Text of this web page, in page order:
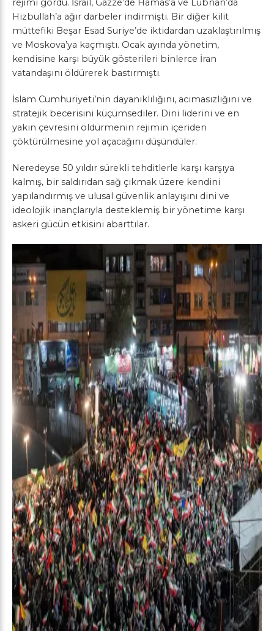
rejimi gördü. İsrail, Gazze’de Hamas’a ve Lübnan’da
Hizbullah’a ağır darbeler indirmişti. Bir diğer kilit
müttefiki Beşar Esad Suriye’de iktidardan uzaklaştırılmış
ve Moskova’ya kaçmıştı. Ocak ayında yönetim,
kendisine karşı büyük gösterileri binlerce İran
vatandaşını öldürerek bastırmıştı.
İslam Cumhuriyeti’nin dayanıklılığını, acımasızlığını ve
stratejik becerisini küçümsediler. Dini liderini ve en
yakın çevresini öldürmenin rejimin içeriden
çöktürülmesine yol açacağını düşündüler.
Neredeyse 50 yıldır sürekli tehditlerle karşı karşıya
kalmış, bir saldırıdan sağ çıkmak üzere kendini
yapılandırmış ve ulusal güvenlik anlayışını dini ve
ideolojik inançlarıyla desteklemiş bir yönetime karşı
askeri gücün etkisini abarttılar.